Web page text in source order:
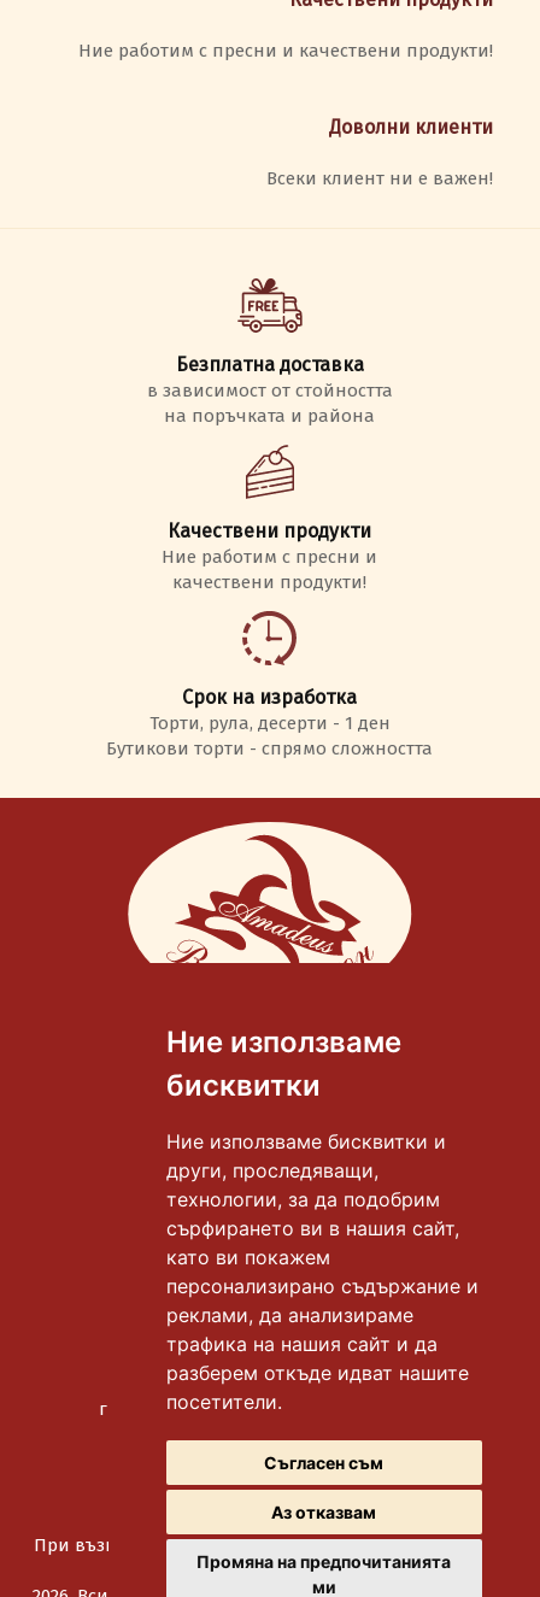
Ние използваме
бисквитки
Ние използваме бисквитки и
други, проследяващи,
технологии, за да подобрим
сърфирането ви в нашия сайт,
като ви покажем
персонализирано съдържание и
реклами, да анализираме
трафика на нашия сайт и да
разберем откъде идват нашите
посетители.
Съгласен съм
Аз отказвам
Промяна на предпочитанията
ми
Ние работим с пресни и качествени продукти!
Доволни клиенти
Всеки клиент ни е важен!
Безплатна доставка
в зависимост от стойността
на поръчката и района
Качествени продукти
Ние работим с пресни и
качествени продукти!
Срок на изработка
Торти, рула, десерти - 1 ден
Бутикови торти - спрямо сложността
E-mail:info@tortiamadeus.com
гр. Бургас, к-с "Славейков"
тел.:0878 306 665
гр. Бургас, к-с "Славейков"
тел.: 0878 306 612
гр. Бургас, к-с "Меден рудник" бл. 118
тел.:
0878 306 669
гр. Бургас, ул. "Битоля"
градинката до у-ще "Бр. Миладинови"
При възникване на спор, свързан с покупка онлайн,
можете да ползвате "сайта ОРС"